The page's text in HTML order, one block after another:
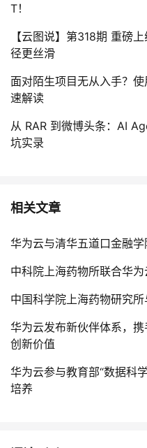
T！
【云图说】第318期 重磅
径更丝滑
面对陌生项目无从入手？
速解读
从 RAR 到微博头条：AI
坑实录
相关文章
华为云与清华五道口金融
中科院上海药物所联合华
中国科学院上海药物研究
华为云发布新伙伴体系，
创新价值
华为云参与教育部“数据科
培养